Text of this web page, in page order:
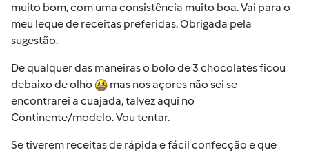
muito bom, com uma consistência muito boa. Vai para o
meu leque de receitas preferidas. Obrigada pela
sugestão.
De qualquer das maneiras o bolo de 3 chocolates ficou
debaixo de olho
mas nos açores não sei se
encontrarei a cuajada, talvez aqui no
Continente/modelo. Vou tentar.
Se tiverem receitas de rápida e fácil confecção e que